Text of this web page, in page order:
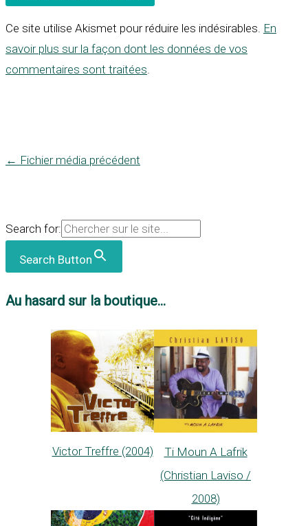
Ce site utilise Akismet pour réduire les indésirables. En
savoir plus sur la façon dont les données de vos
commentaires sont traitées.
← Fichier média précédent
Search for:
Search Button
Au hasard sur la boutique...
Victor Treffre (2004)
Ti Moun A Lafrik
(Christian Laviso /
2008)